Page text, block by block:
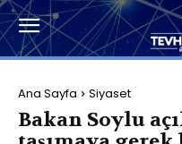
Ana Sayfa Siyaset
Bakan Soylu